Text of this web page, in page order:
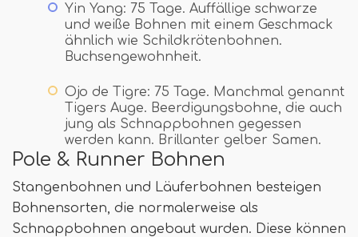
Yin Yang: 75 Tage. Auffällige schwarze
und weiße Bohnen mit einem Geschmack
ähnlich wie Schildkrötenbohnen.
Buchsengewohnheit.
Ojo de Tigre: 75 Tage. Manchmal genannt
Tigers Auge. Beerdigungsbohne, die auch
jung als Schnappbohnen gegessen
werden kann. Brillanter gelber Samen.
Pole & Runner Bohnen
Stangenbohnen und Läuferbohnen besteigen
Bohnensorten, die normalerweise als
Schnappbohnen angebaut wurden. Diese können